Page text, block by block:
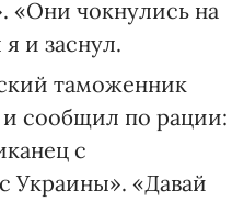
«Они чокнулись на
и заснул.
таможенник
сообщил по рации:
с
Украины». «Давай